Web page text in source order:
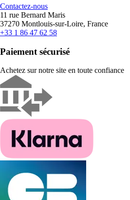
Contactez-nous
11 rue Bernard Maris
37270 Montlouis-sur-Loire, France
+33 1 86 47 62 58
Paiement sécurisé
Achetez sur notre site en toute confiance